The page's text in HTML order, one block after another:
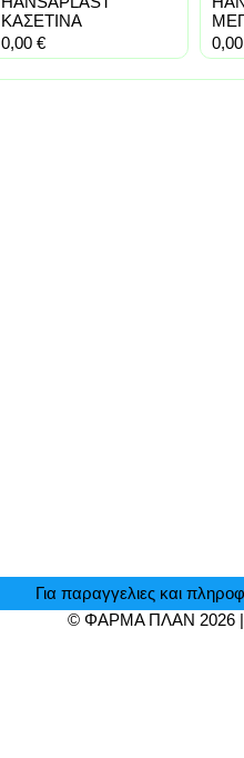
ΚΑΣΕΤΙΝΑ
0,00 €
Για παραγγελιες και
© ΦΑΡΜΑ ΠΛΑΝ 2026